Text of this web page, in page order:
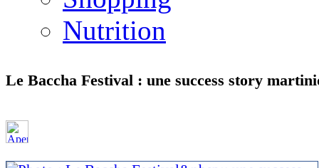
Nutrition
Le Baccha Festival : une success story